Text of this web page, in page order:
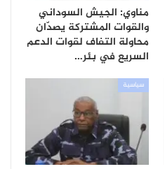
مناوي: الجيش السوداني
والقوات المشتركة يصدّان
محاولة التفاف لقوات الدعم
السريع في بئر…
سياسية